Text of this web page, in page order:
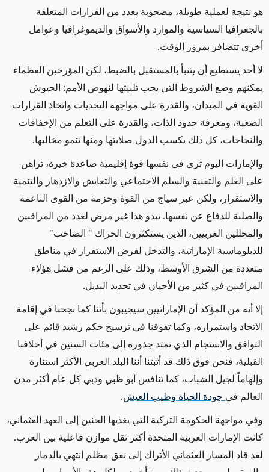
هو نتيجة لعملية طويلة، مصحوبة بعدد من القرارات المتعلقة
بالجغرافيا السياسية والموارد والأسواق والديموغرافيا وعوامل
أخرى تتضافر بمرور الوقت.
لا أحد يستطيع أن يتنبأ بالمستقبل بالضبط، لكن المؤرخين العظماء
يمكنهم وضع الشروط التي يجب تلبيتها لنهوض الأمم: الجيوش
القوية في الميدان، والقدرة على مواجهة التحديات واتخاذ القرارات
الصعبة، ومعرفة حدود الذات، والقدرة على التعلم من الإخفاقات
والنجاحات، كل ذلك يكسب الدول صلابتها ومنها تنمو مخالبها.
والإمارات اليوم ترى في نفسها قوة إقليمية صاعدة خيرة، تراهن
على العلم والتقنية والسلم الاجتماعي والتعايش والازدهار والتنمية
والاستقرار، ولكن عبر سياج من القوة وحزمة من القوى الناعمة
والصلبة للدفاع عن نفسها. يبدو هذا غير مرض لعدد من المراقبين
والمحللين الغربيين، الذين يستكثرون الحراك " الصاخب"
للدبلوماسية الإماراتية، والتدخل لفرض الاستقرار في مناطق
متعددة من الشرق الأوسط، وذلك على الرغم من فشل هؤلاء
المراقبين في كثير من الأحيان في تحديد البديل.
إلا أنه من المؤكد أن الإماراتيين سيجيبون بأننا كما نجحنا في إقامة
الاتحاد واستمراره، وكما تفوقنا في ترسيخ حكم رشيد قائم على
التوافق والانسجام الذي تمتد جذوره إلى مئات السنين في أحلافنا
القبلية، فنحن فوق ذلك قد أثبتنا أننا البلد العربي الأكثر استنارة
وإلهاماً لجيل الشباب، كما تنافس أبو ظبي ودبي كل عام أكثر مدن
العالم في جودة الحياة وطيب العيش.
وفي مواجهة الحكومة التركية التي يغذيها الحنين إلى العهد العثماني،
كانت الإمارات العربية المتحدة أكثر ثقل موازن فاعلية بين العرب.
لقد قاد المسار العثماني الأتراك إلى نفق مظلم انتهي بالدمار